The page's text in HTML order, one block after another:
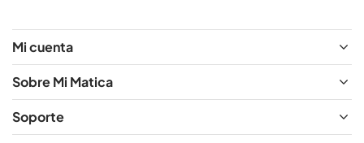
e
N
o
m
b
r
e
Mi cuenta
Sobre Mi Matica
Soporte